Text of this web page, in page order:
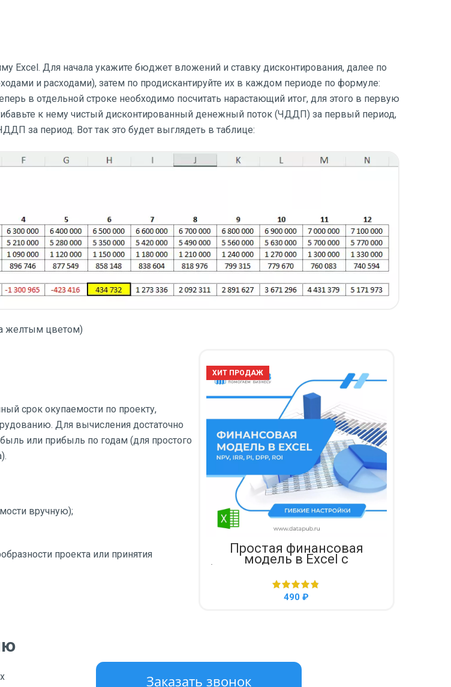
Excel. Для начала укажите бюджет вложений и ставку дисконтирования, далее по
и расходами), затем по продискантируйте их в каждом периоде по формуле:
в отдельной строке необходимо посчитать нарастающий итог, для этого в первую
к нему чистый дисконтированный денежный поток (ЧДДП) за первый период,
за период. Вот так это будет выглядеть в таблице:
желтым цветом)
срок окупаемости по проекту,
Для вычисления достаточно
или прибыль по годам (для простого
вручную);
проекта или принятия
ХИТ ПРОДАЖ
В КОРЗИНУ
Простая финансовая
модель в Excel с
формулами и расчетом NPV,
IRR, DPP, PI, ROI
₽
Заказать звонок